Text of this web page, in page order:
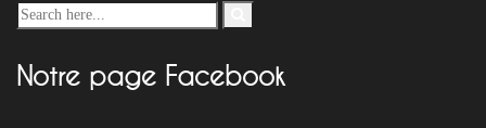
Notre page Facebook